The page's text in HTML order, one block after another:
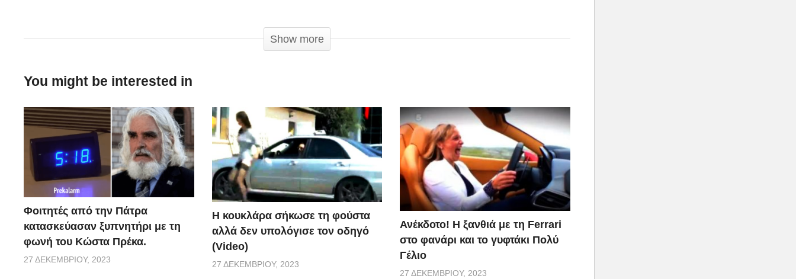
Show more
You might be interested in
Φοιτητές από την Πάτρα
κατασκεύασαν ξυπνητήρι με τη
φωνή του Κώστα Πρέκα.
27 ΔΕΚΕΜΒΡΊΟΥ, 2023
Η κουκλάρα σήκωσε τη φούστα
αλλά δεν υπολόγισε τον οδηγό
(Video)
27 ΔΕΚΕΜΒΡΊΟΥ, 2023
Ανέκδοτο! Η ξανθιά με τη Ferrari
στο φανάρι και το γυφτάκι Πολύ
Γέλιο
27 ΔΕΚΕΜΒΡΊΟΥ, 2023